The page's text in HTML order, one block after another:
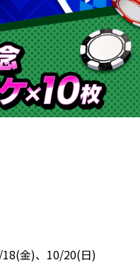
金)、10/20(日)